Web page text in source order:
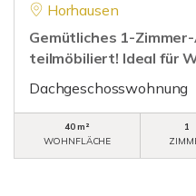
Horhausen
Gemütliches 1-
teilmöbiliert! Ideal für
Dachgeschosswohnung
40 m²
WOHNFLÄCHE
1